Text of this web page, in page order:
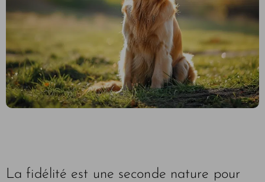
La fidélité est une seconde nature pour